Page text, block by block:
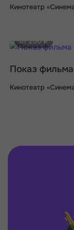
Кинотеатр
от 200 ₽
Показ
Кинотеатр